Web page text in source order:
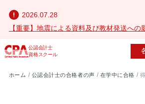
2026.07.28
【重要】地震による資料及び教材発送への
公認会計士
資格スクール
ホーム 公認会計士の合格者の声 在学中に合格